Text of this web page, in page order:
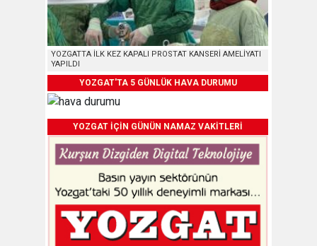
YOZGATTA İLK KEZ KAPALI PROSTAT KANSERİ AMELİYATI
YAPILDI
YOZGAT'TA 5 GÜNLÜK HAVA DURUMU
YOZGAT İÇİN GÜNÜN NAMAZ VAKİTLERİ